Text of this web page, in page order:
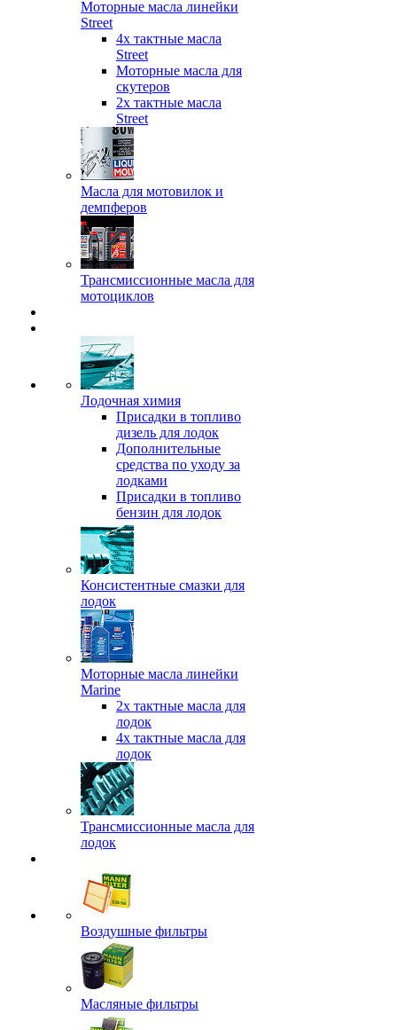
Моторные масла линейки
Street
4х тактные масла
Street
Моторные масла для
скутеров
2х тактные масла
Street
Масла для мотовилок и
демпферов
Трансмиссионные масла для
мотоциклов
Лодочная химия
Присадки в топливо
дизель для лодок
Дополнительные
средства по уходу за
лодками
Присадки в топливо
бензин для лодок
Консистентные смазки для
лодок
Моторные масла линейки
Marine
2х тактные масла для
лодок
4х тактные масла для
лодок
Трансмиссионные масла для
лодок
Воздушные фильтры
Масляные фильтры